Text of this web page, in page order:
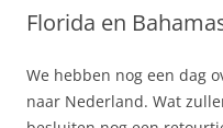
Florida en
We hebben nog een dag
naar Nederland. Wat